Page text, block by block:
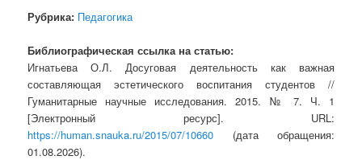
Рубрика: Педагогика
Библиографическая ссылка на статью:
Игнатьева О.Л. Досуговая деятельность как важная
составляющая эстетического воспитания студентов //
Гуманитарные научные исследования. 2015. № 7. Ч. 1
[Электронный ресурс]. URL:
https://human.snauka.ru/2015/07/10660 (дата обращения:
01.08.2026).